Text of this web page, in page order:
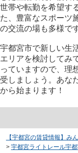
世帯や転勤を希望す
た、豊富なスポーツ
の交流の場も多様で
宇都宮市で新しい生
エリアを検討してみ
っていますので、理
受しましょう。あな
から始まります！
【宇都宮の賃貸情報】み
> 宇都宮ライトレール宇